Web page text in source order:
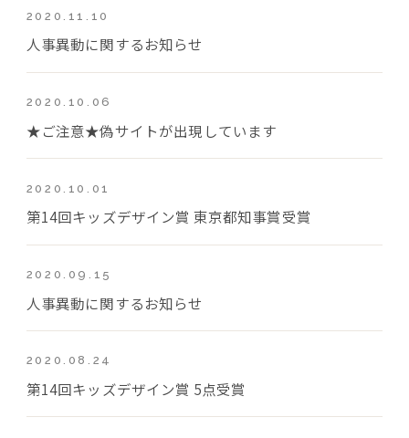
2020.11.10
人事異動に関するお知らせ
2020.10.06
★ご注意★偽サイトが出現しています
2020.10.01
第14回キッズデザイン賞 東京都知事賞受賞
2020.09.15
人事異動に関するお知らせ
2020.08.24
第14回キッズデザイン賞 5点受賞